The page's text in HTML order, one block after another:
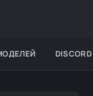
DISCORD